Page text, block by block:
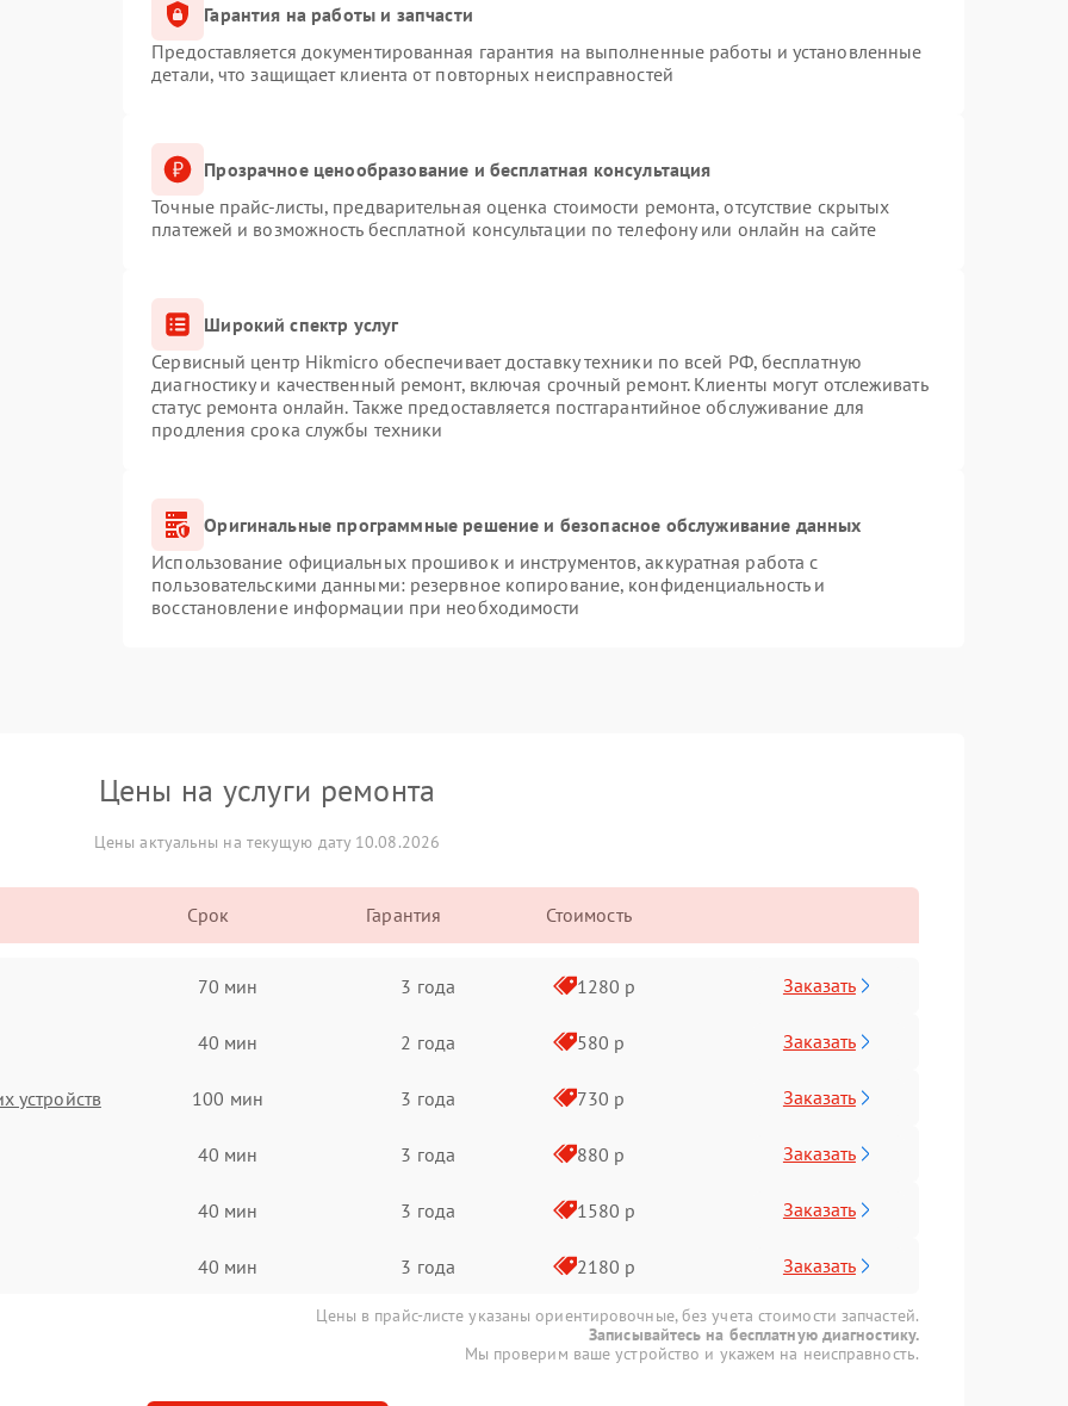
Гарантия на работы и запчасти
Предоставляется документированная гарантия на выполненные работы и установленные
детали, что защищает клиента от повторных неисправностей
Прозрачное ценообразование и бесплатная консультация
Точные прайс-листы, предварительная оценка стоимости ремонта, отсутствие скрытых
платежей и возможность бесплатной консультации по телефону или онлайн на сайте
Широкий спектр услуг
Сервисный центр Hikmicro обеспечивает доставку техники по всей РФ, бесплатную
диагностику и качественный ремонт, включая срочный ремонт. Клиенты могут отслеживать
статус ремонта онлайн. Также предоставляется постгарантийное обслуживание для
продления срока службы техники
Оригинальные программные решение и безопасное обслуживание данных
Использование официальных прошивок и инструментов, аккуратная работа с
пользовательскими данными: резервное копирование, конфиденциальность и
восстановление информации при необходимости
Цены на услуги ремонта
Цены актуальны на текущую дату 10.08.2026
Срок Гарантия Стоимость
70 мин 3 года 1280 р Заказать
40 мин 2 года 580 р Заказать
устройств 100 мин 3 года 730 р Заказать
40 мин 3 года 880 р Заказать
40 мин 3 года 1580 р Заказать
40 мин 3 года 2180 р Заказать
Цены в прайс-листе указаны ориентировочные, без учета стоимости запчастей.
Записывайтесь на бесплатную диагностику.
Мы проверим ваше устройство и укажем на неисправность.